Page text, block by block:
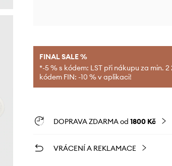
FINAL SALE %
*-5 % s kódem: LST při nákupu za min. 2
kódem FIN: -10 % v aplikaci!
DOPRAVA ZDARMA od 1800 Kč
VRÁCENÍ A REKLAMACE